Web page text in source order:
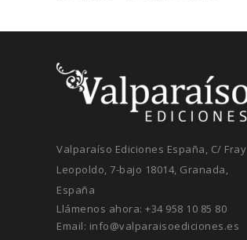
Valparaíso Ediciones España, C/ Fray
Leopoldo, 7-bajo 18014, Granada,
España
Llámenos ahora: +34 958 10 85 80
Email: info@valparaisoediciones.es